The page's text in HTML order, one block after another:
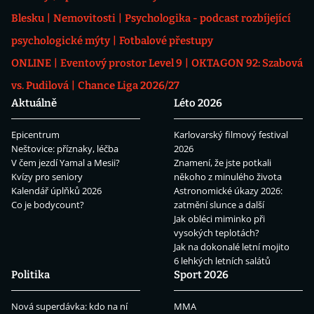
Blesku
Nemovitosti
Psychologika - podcast rozbíjející
psychologické mýty
Fotbalové přestupy
ONLINE
Eventový prostor Level 9
OKTAGON 92: Szabová
vs. Pudilová
Chance Liga 2026/27
Aktuálně
Epicentrum
Neštovice: příznaky, léčba
V čem jezdí Yamal a Mesii?
Kvízy pro seniory
Kalendář úplňků 2026
Co je bodycount?
Léto 2026
Karlovarský filmový festival
2026
Znamení, že jste potkali
někoho z minulého života
Astronomické úkazy 2026:
zatmění slunce a další
Jak obléci miminko při
vysokých teplotách?
Jak na dokonalé letní mojito
6 lehkých letních salátů
Politika
Nová superdávka: kdo na ní
Sport 2026
MMA